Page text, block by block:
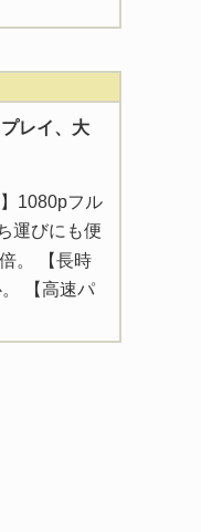
レイ、大
1080pフル
運びにも便
。 【長時
【高速パ